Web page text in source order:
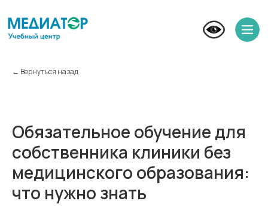
← Вернуться назад
Обязательное обучение для
собственника клиники без
медицинского образования:
что нужно знать